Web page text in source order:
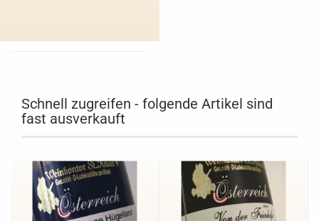
Schnell zugreifen - folgende Artikel sind
fast ausverkauft